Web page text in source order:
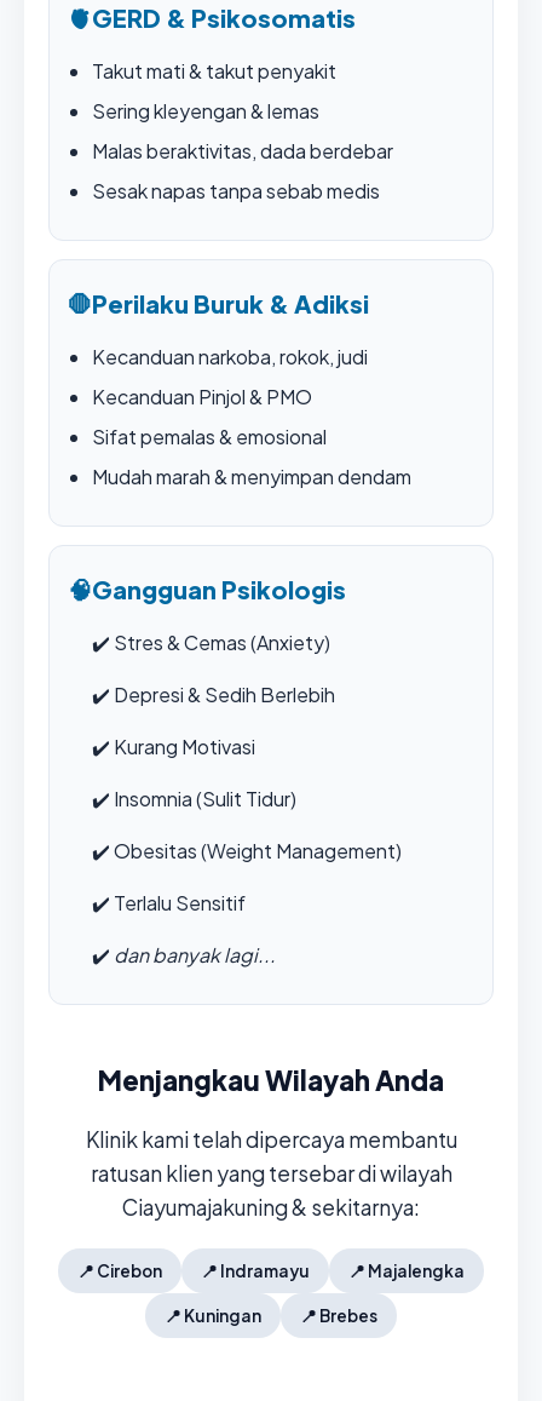
🫀GERD & Psikosomatis
Takut mati & takut penyakit
Sering kleyengan & lemas
Malas beraktivitas, dada berdebar
Sesak napas tanpa sebab medis
🛑Perilaku Buruk & Adiksi
Kecanduan narkoba, rokok, judi
Kecanduan Pinjol & PMO
Sifat pemalas & emosional
Mudah marah & menyimpan dendam
🧠Gangguan Psikologis
✔️ Stres & Cemas (Anxiety)
✔️ Depresi & Sedih Berlebih
✔️ Kurang Motivasi
✔️ Insomnia (Sulit Tidur)
✔️Obesitas (Weight Management)
✔️ Terlalu Sensitif
✔️ dan banyak lagi...
Menjangkau Wilayah Anda
Klinik kami telah dipercaya membantu
ratusan klien yang tersebar di wilayah
Ciayumajakuning & sekitarnya:
📍 Cirebon 📍 Indramayu 📍 Majalengka
📍 Kuningan 📍 Brebes